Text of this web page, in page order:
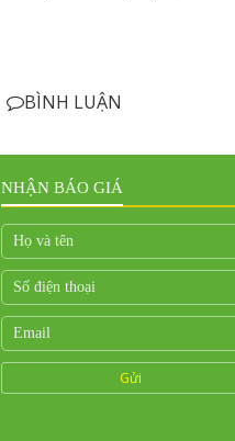
BÌNH LUẬN
NHẬN BÁO GIÁ